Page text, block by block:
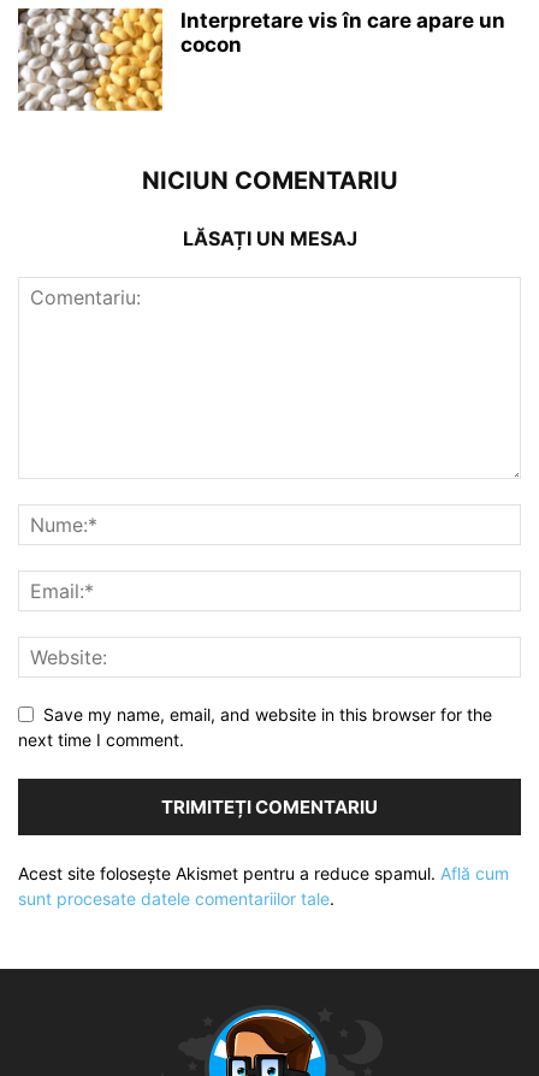
Interpretare vis în care apare un
cocon
NICIUN COMENTARIU
LĂSAȚI UN MESAJ
Save my name, email, and website in this browser for the
next time I comment.
Acest site folosește Akismet pentru a reduce spamul. Află cum
sunt procesate datele comentariilor tale.